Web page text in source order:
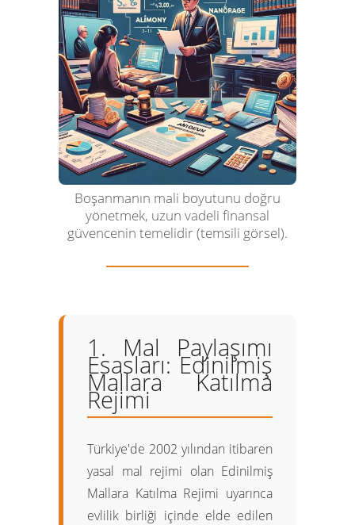
Boşanmanın mali boyutunu doğru
yönetmek, uzun vadeli finansal
güvencenin temelidir (temsili görsel).
1. Mal Paylaşımı
Esasları: Edinilmiş
Mallara Katılma
Rejimi
Türkiye'de 2002 yılından itibaren
yasal mal rejimi olan Edinilmiş
Mallara Katılma Rejimi uyarınca
evlilik birliği içinde elde edilen